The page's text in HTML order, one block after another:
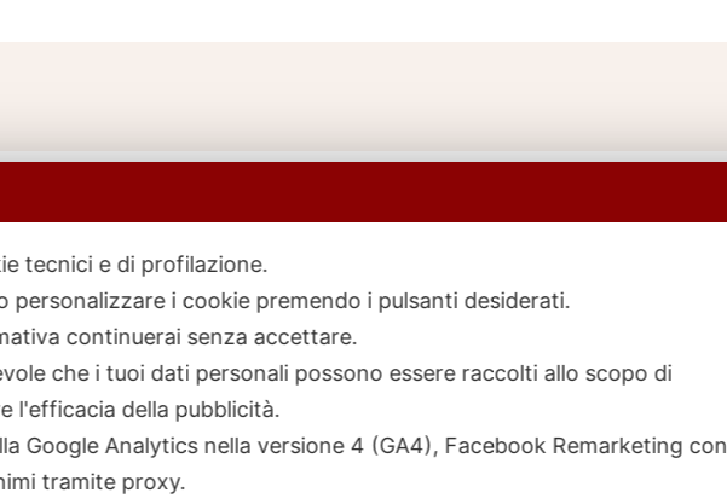
tecnici e di profilazione.
personalizzare i cookie premendo i pulsanti desiderati.
continuerai senza accettare.
che i tuoi dati personali possono essere raccolti allo scopo di
l'efficacia della pubblicità.
Google Analytics nella versione 4 (GA4), Facebook Remarketing con
tramite proxy.